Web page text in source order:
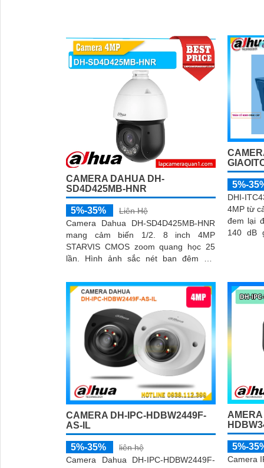
CAMERA DAHUA DH-
SD4D425MB-HNR
5%-35%
Liên Hệ
Camera Dahua DH-SD4D425MB-HNR
mang cảm biến 1/2. 8 inch 4MP
STARVIS CMOS zoom quang học 25
lần. Hình ảnh sắc nét ban đêm với
sáng ấm 50 mét
5%-
DHI-
4MP từ
đem lại
140 dB
CAMERA DH-IPC-HDBW2449F-
AS-IL
5%-35%
liên hệ
Camera Dahua DH-IPC-HDBW2449F-
AMERA
5%-
Camera